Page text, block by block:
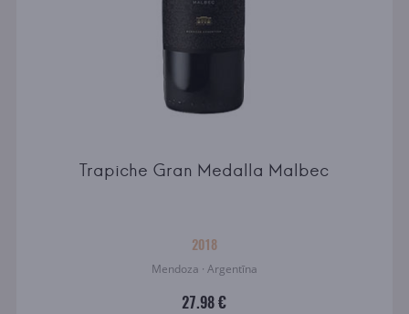
Trapiche Gran Medalla Malbec
2018
Mendoza · Argentīna
27.98 €